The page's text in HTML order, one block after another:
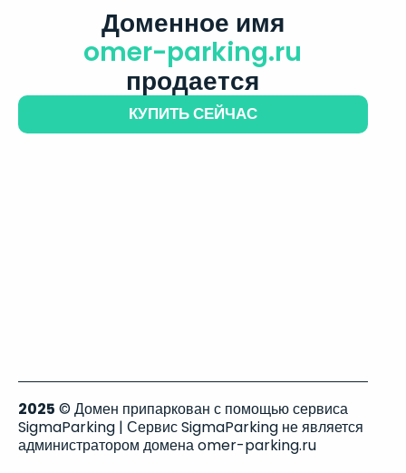
Доменное имя
omer-parking.ru
продается
КУПИТЬ СЕЙЧАС
2025 © Домен припаркован с помощью сервиса
SigmaParking | Сервис SigmaParking не является
администратором домена omer-parking.ru